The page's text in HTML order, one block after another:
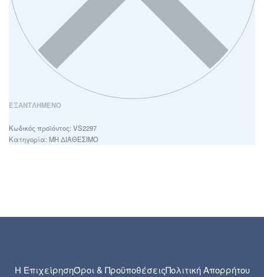
ΕΞΑΝΤΛΗΜΈΝΟ
VS2297
Κατηγορία: ΜΗ ΔΙΑΘΕΣΙΜΟ
Η ΕπιχείρησηΌροι & ΠροϋποθέσειςΠολιτική Απορρήτου